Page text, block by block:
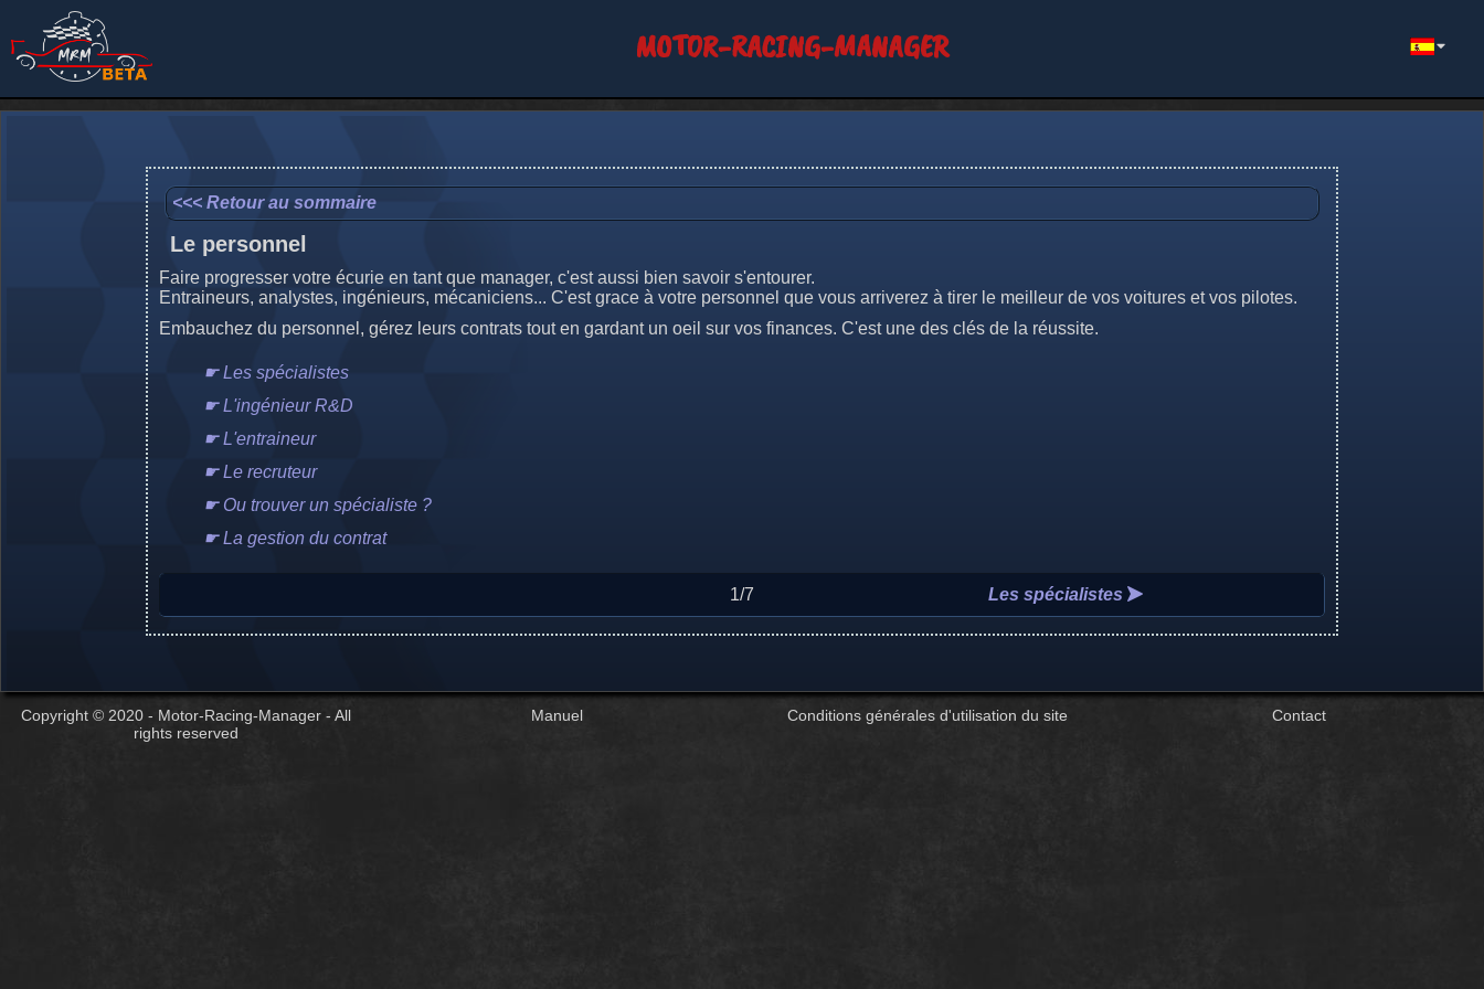
MOTOR-RACING-MANAGER
<<< Retour au sommaire
Le personnel
Faire progresser votre écurie en tant que manager, c'est aussi bien savoir s'entourer.
Entraineurs, analystes, ingénieurs, mécaniciens... C'est grace à votre personnel que vous arriverez à tirer le meilleur de vos voitures et vos pilotes.
Embauchez du personnel, gérez leurs contrats tout en gardant un oeil sur vos finances. C'est une des clés de la réussite.
☛ Les spécialistes
☛ L'ingénieur R&D
☛ L'entraineur
☛ Le recruteur
☛ Ou trouver un spécialiste ?
☛ La gestion du contrat
1/7 Les spécialistes
Copyright © 2020 - Motor-Racing-Manager - All
rights reserved
Manuel Conditions générales d'utilisation du site Contact